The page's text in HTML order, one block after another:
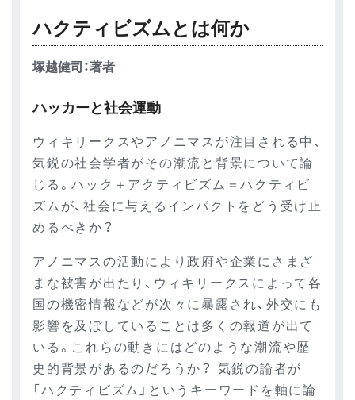
ハクティビズムとは何か
塚越健司：著者
ハッカーと社会運動
ウィキリークスやアノニマスが注目される中、
気鋭の社会学者がその潮流と背景について論
じる。ハック＋アクティビズム＝ハクティビ
ズムが、社会に与えるインパクトをどう受け止
めるべきか？
アノニマスの活動により政府や企業にさまざ
まな被害が出たり、ウィキリークスによって各
国の機密情報などが次々に暴露され、外交にも
影響を及ぼしていることは多くの報道が出て
いる。これらの動きにはどのような潮流や歴
史的背景があるのだろうか？ 気鋭の論者が
「ハクティビズム」というキーワードを軸に論